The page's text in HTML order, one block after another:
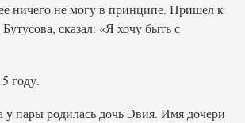
ничего не могу в принципе. Пришел к
сказал: «Я хочу быть с
году.
у пары родилась дочь Эвия. Имя дочери